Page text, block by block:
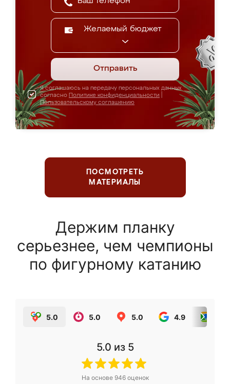
Желаемый бюджет
Отправить
Я соглашаюсь на передачу персональных данных
согласно Политике конфиденциальности
Пользовательскому соглашению
ПОСМОТРЕТЬ
МАТЕРИАЛЫ
Держим планку
серьезнее, чем чемпионы
по фигурному катанию
5.0 5.0 5.0 4.9
5.0 из 5
На основе 946оценок